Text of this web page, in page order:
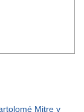
Mitre y